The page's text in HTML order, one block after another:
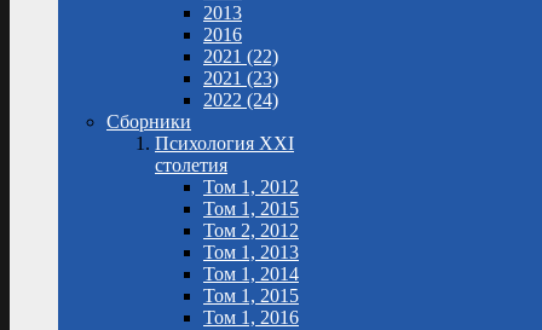
2013
2016
2021 (22)
2021 (23)
2022 (24)
Сборники
Психология XXI
столетия
Том 1, 2012
Том 1, 2015
Том 2, 2012
Том 1, 2013
Том 1, 2014
Том 1, 2015
Том 1, 2016